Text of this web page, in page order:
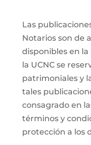
Las
Notarios son de
disponibles en
la UCNC se
patrimoniales y
tales
consagrado en
términos y
protección a los